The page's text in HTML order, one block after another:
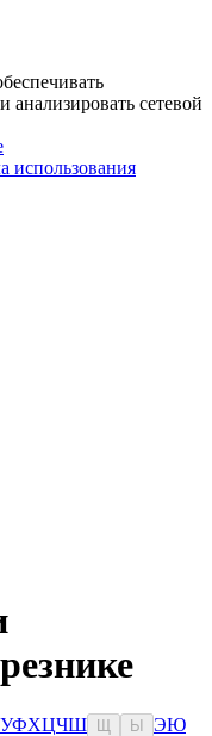
анализировать сетевой
использования
УФХЦЧШ Ы ЭЮ